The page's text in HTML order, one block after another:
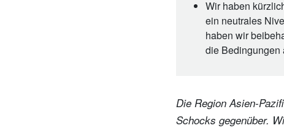
Wir haben
ein neutrales
haben wir
die Bedingungen
Die Region Asien-
Schocks gegenüber.